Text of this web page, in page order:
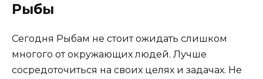
Рыбы
Сегодня Рыбам не стоит ожидать слишком
многого от окружающих людей. Лучше
сосредоточиться на своих целях и задачах. Не